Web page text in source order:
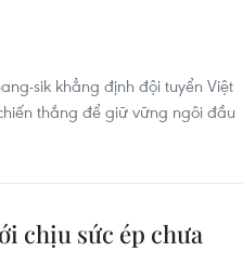
sik khẳng định đội tuyển Việt
thắng để giữ vững ngôi đầu
chịu sức ép chưa